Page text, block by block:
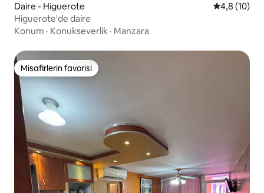
Daire - Higuerote 5 üzerinden
4,8 (10)
Higuerote'de daire
Konum · Konukseverlik · Manzara
Misafirlerin favorisi
Misafirlerin favorisi